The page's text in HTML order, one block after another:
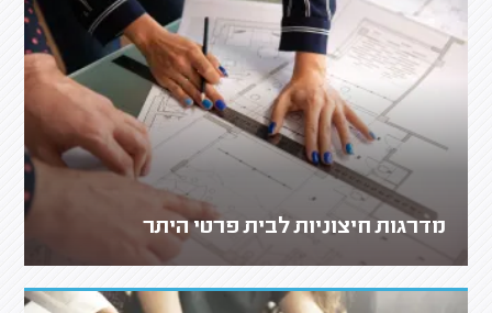
מדרגות חיצוניות לבית פרטי היתר